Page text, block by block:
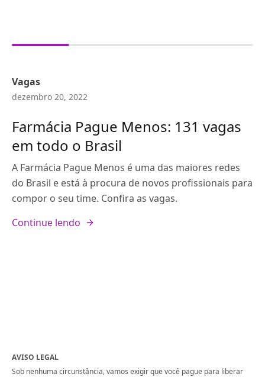
Vagas
dezembro 20, 2022
Farmácia Pague Menos: 131 vagas
em todo o Brasil
A Farmácia Pague Menos é uma das maiores redes
do Brasil e está à procura de novos profissionais para
compor o seu time. Confira as vagas.
Continue lendo
AVISO LEGAL
Sob nenhuma circunstância, vamos exigir que você pague para liberar